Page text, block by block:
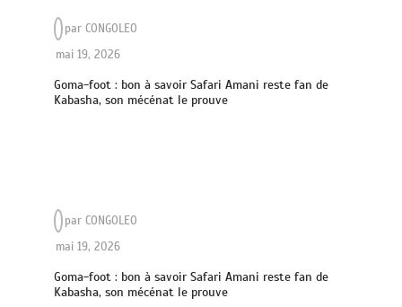
parCONGOLEO
mai 19, 2026
Goma-foot : bon à savoir Safari Amani reste fan de
Kabasha, son mécénat le prouve
parCONGOLEO
mai 19, 2026
Goma-foot : bon à savoir Safari Amani reste fan de
Kabasha, son mécénat le prouve